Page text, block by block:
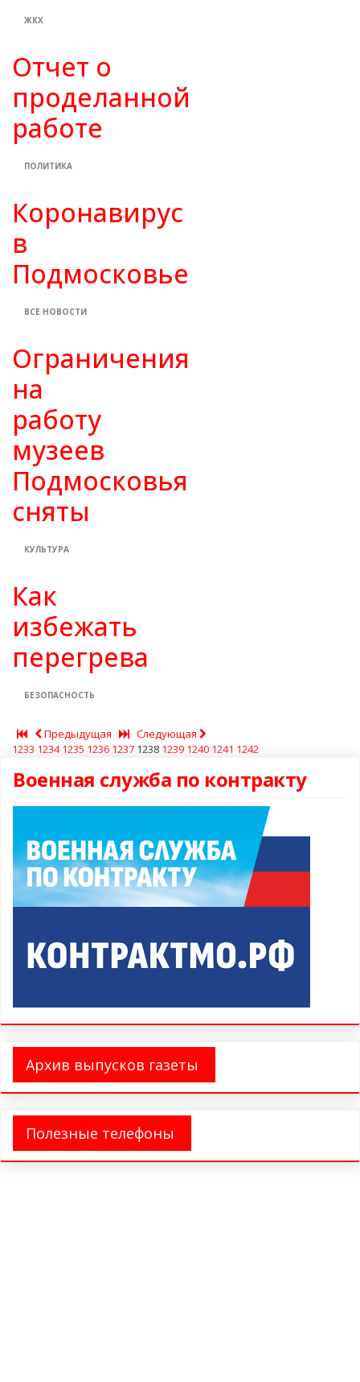
ЖКХ
Отчет о
проделанной
работе
ПОЛИТИКА
Коронавирус
в
Подмосковье
ВСЕ НОВОСТИ
Ограничения
на
работу
музеев
Подмосковья
сняты
КУЛЬТУРА
Как
избежать
перегрева
БЕЗОПАСНОСТЬ
Предыдущая
Следующая
1233 1234 1235 1236 1237 1238 1239 1240 1241 1242
Военная служба по контракту
Архив выпусков газеты
Полезные телефоны